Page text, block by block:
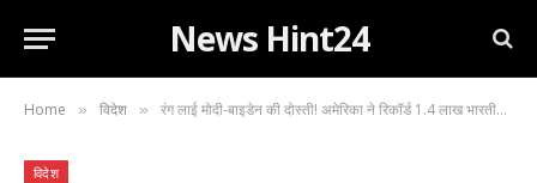
News Hint24
Home » विदेश » रंग लाई मोदी-बाइडेन की दोस्ती! अमेरिका ने रिकॉर्ड 1.4 लाख भारतीय छात्रों को दिया वीजा
विदेश